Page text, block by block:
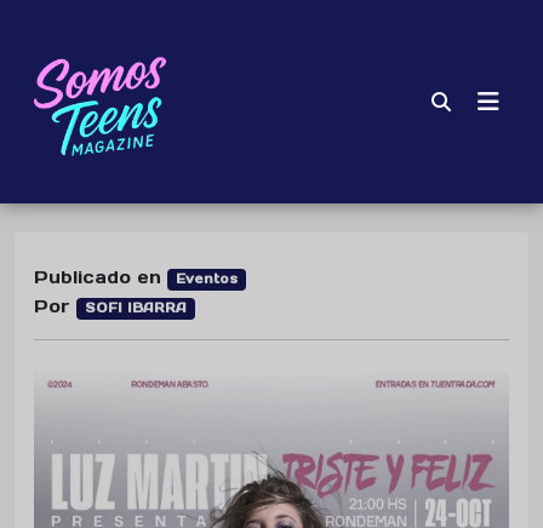
Publicado en Eventos
Por SOFI IBARRA